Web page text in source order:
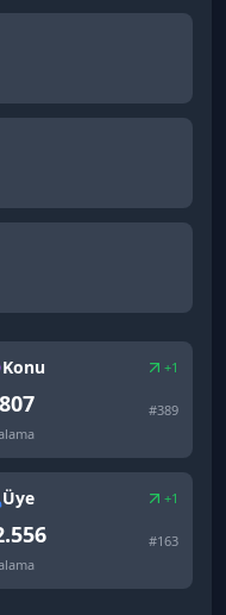
Konu +1
#389
Üye +1
#163